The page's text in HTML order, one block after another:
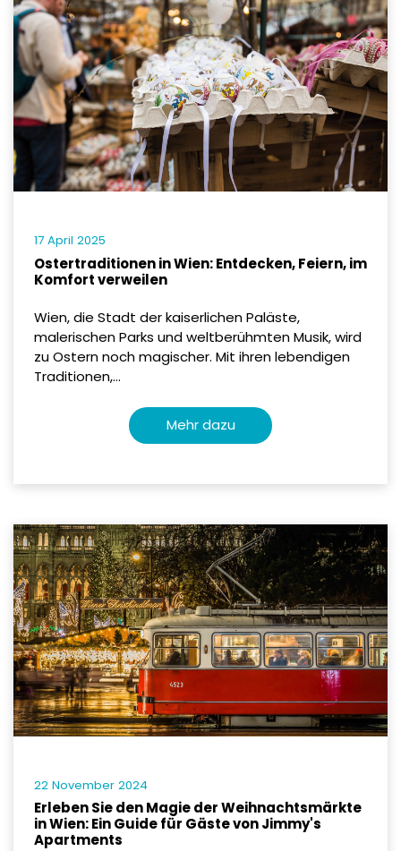
17 April 2025
Ostertraditionen in Wien: Entdecken, Feiern, im
Komfort verweilen
Wien, die Stadt der kaiserlichen Paläste,
malerischen Parks und weltberühmten Musik, wird
zu Ostern noch magischer. Mit ihren lebendigen
Traditionen,...
Mehr dazu
22 November 2024
Erleben Sie den Magie der Weihnachtsmärkte
in Wien: Ein Guide für Gäste von Jimmy's
Apartments